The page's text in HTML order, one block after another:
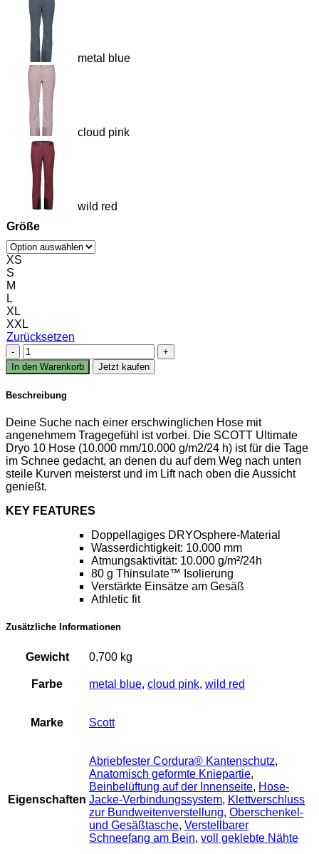
metal blue
cloud pink
wild red
Größe
XS
S
M
L
XL
XXL
Zurücksetzen
Scott
ULTIMATE
DRYO
Hose
Menge
In den Warenkorb Jetzt kaufen
Beschreibung
Deine Suche nach einer erschwinglichen Hose mit
angenehmem Tragegefühl ist vorbei. Die SCOTT Ultimate
Dryo 10 Hose (10.000 mm/10.000 g/m2/24 h) ist für die Tage
im Schnee gedacht, an denen du auf dem Weg nach unten
steile Kurven meisterst und im Lift nach oben die Aussicht
genießt.
KEY FEATURES
Doppellagiges DRYOsphere-Material
Wasserdichtigkeit: 10.000 mm
Atmungsaktivität: 10.000 g/m²/24h
80 g Thinsulate™ Isolierung
Verstärkte Einsätze am Gesäß
Athletic fit
Zusätzliche Informationen
Gewicht 0,700 kg
Farbe metal blue, cloud pink, wild red
Marke Scott
Eigenschaften
Abriebfester Cordura® Kantenschutz,
Anatomisch geformte Kniepartie,
Beinbelüftung auf der Innenseite, Hose-
Jacke-Verbindungssystem, Klettverschluss
zur Bundweitenverstellung, Oberschenkel-
und Gesäßtasche, Verstellbarer
Schneefang am Bein, voll geklebte Nähte